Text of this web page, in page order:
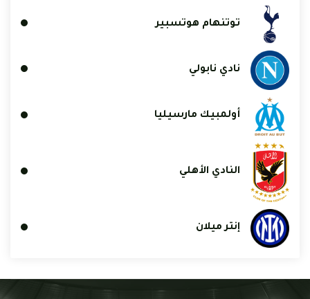
توتنهام هوتسبير
نادي نابولي
أولمبيك مارسيليا
النادي الأهلي
إنتر ميلان